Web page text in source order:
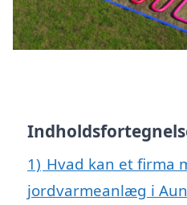
1) Hvad kan et firma
jordvarmeanlæg i